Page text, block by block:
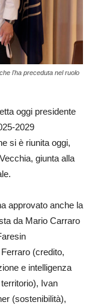
l'ha preceduta nel ruolo
oggi presidente
2029
si è riunita oggi,
giunta alla
approvato anche la
da Mario Carraro
(credito,
e intelligenza
Ivan
(sostenibilità),